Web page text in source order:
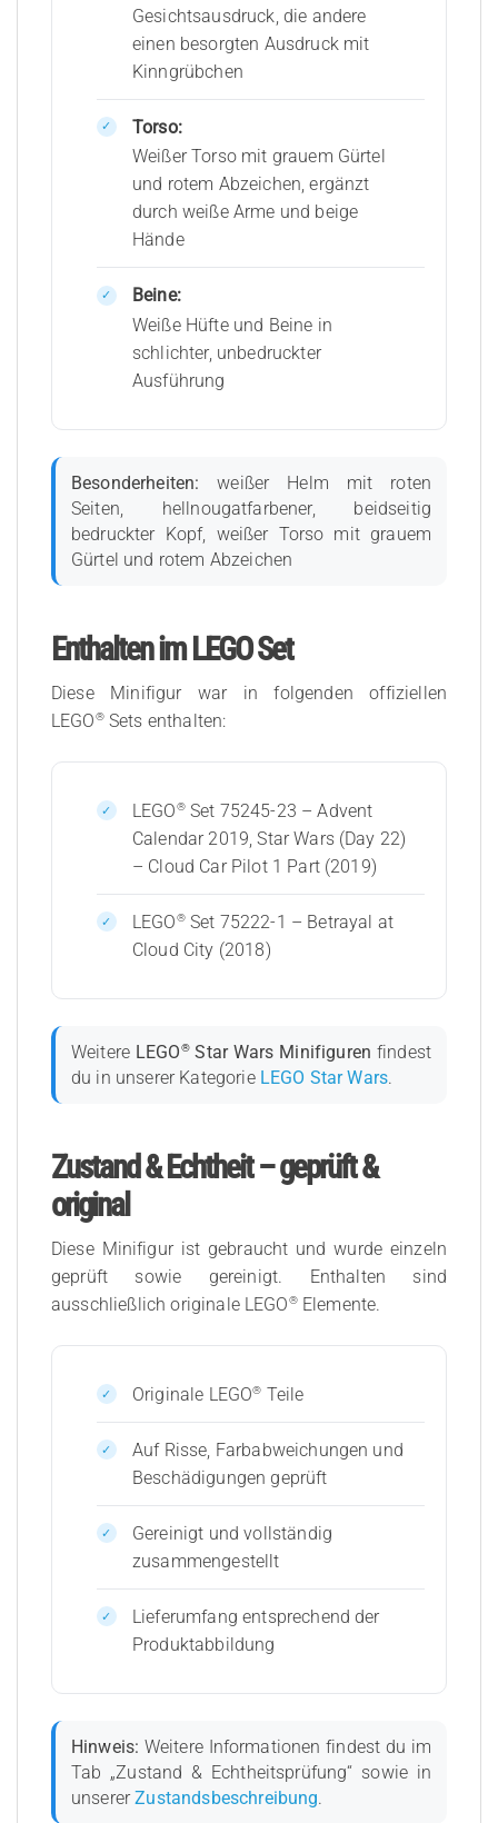
Gesichtsausdruck, die andere
einen besorgten Ausdruck mit
Kinngrübchen
Torso:
Weißer Torso mit grauem Gürtel
und rotem Abzeichen, ergänzt
durch weiße Arme und beige
Hände
Beine:
Weiße Hüfte und Beine in
schlichter, unbedruckter
Ausführung
Besonderheiten: weißer Helm mit roten
Seiten, hellnougatfarbener, beidseitig
bedruckter Kopf, weißer Torso mit grauem
Gürtel und rotem Abzeichen
Enthalten im LEGO Set
Diese Minifigur war in folgenden offiziellen
LEGO®Sets enthalten:
LEGO®Set 75245-23 – Advent
Calendar 2019, Star Wars (Day 22)
– Cloud Car Pilot 1 Part (2019)
LEGO®Set 75222-1 – Betrayal at
Cloud City (2018)
Weitere LEGO®Star Wars Minifiguren findest
du in unserer Kategorie LEGO Star Wars.
Zustand & Echtheit – geprüft &
original
Diese Minifigur ist gebraucht und wurde einzeln
geprüft sowie gereinigt. Enthalten sind
ausschließlich originale LEGO®Elemente.
Originale LEGO® Teile
Auf Risse, Farbabweichungen und
Beschädigungen geprüft
Gereinigt und vollständig
zusammengestellt
Lieferumfang entsprechend der
Produktabbildung
Hinweis: Weitere Informationen findest du im
Tab „Zustand & Echtheitsprüfung“ sowie in
unsererZustandsbeschreibung.